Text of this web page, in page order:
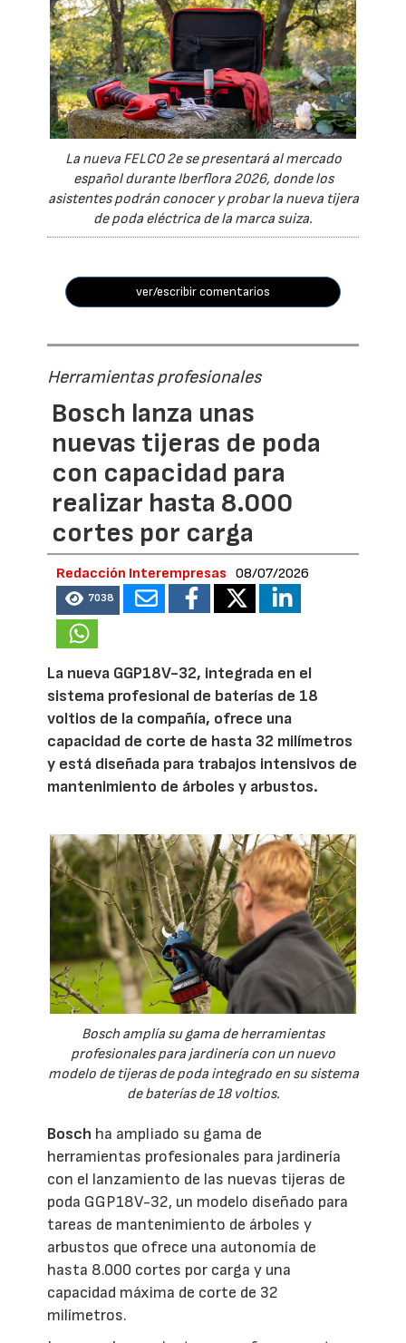
La nueva FELCO 2e se presentará al mercado
español durante Iberflora 2026, donde los
asistentes podrán conocer y probar la nueva tijera
de poda eléctrica de la marca suiza.
ver/escribir comentarios
Herramientas profesionales
Bosch lanza unas
nuevas tijeras de poda
con capacidad para
realizar hasta 8.000
cortes por carga
Redacción Interempresas 08/07/2026
7038
La nueva GGP18V-32, integrada en el
sistema profesional de baterías de 18
voltios de la compañía, ofrece una
capacidad de corte de hasta 32 milímetros
y está diseñada para trabajos intensivos de
mantenimiento de árboles y arbustos.
Bosch amplía su gama de herramientas
profesionales para jardinería con un nuevo
modelo de tijeras de poda integrado en su sistema
de baterías de 18 voltios.
Bosch ha ampliado su gama de
herramientas profesionales para jardinería
con el lanzamiento de las nuevas tijeras de
poda GGP18V-32, un modelo diseñado para
tareas de mantenimiento de árboles y
arbustos que ofrece una autonomía de
hasta 8.000 cortes por carga y una
capacidad máxima de corte de 32
milímetros.